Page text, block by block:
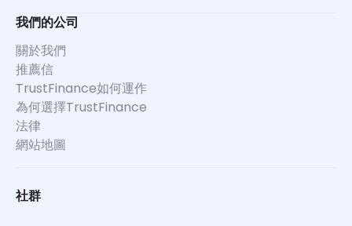
我們的公司
關於我們
推薦信
TrustFinance如何運作
為何選擇TrustFinance
法律
網站地圖
社群